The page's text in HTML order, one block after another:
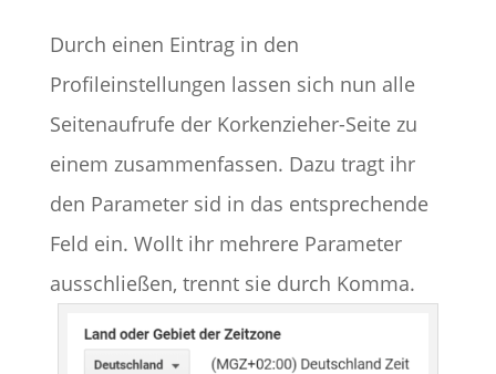
Durch einen Eintrag in den
Profileinstellungen lassen sich nun alle
Seitenaufrufe der Korkenzieher-Seite zu
einem zusammenfassen. Dazu tragt ihr
den Parameter sid in das entsprechende
Feld ein. Wollt ihr mehrere Parameter
ausschließen, trennt sie durch Komma.